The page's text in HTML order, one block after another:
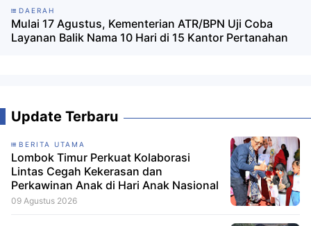
DAERAH
Mulai 17 Agustus, Kementerian ATR/BPN Uji Coba
Layanan Balik Nama 10 Hari di 15 Kantor Pertanahan
Update Terbaru
BERITA UTAMA
Lombok Timur Perkuat Kolaborasi
Lintas Cegah Kekerasan dan
Perkawinan Anak di Hari Anak Nasional
09 Agustus 2026